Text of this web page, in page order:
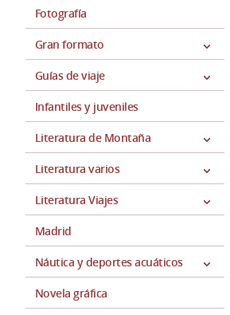
Fotografía
Gran formato
Guías de viaje
Infantiles y juveniles
Literatura de Montaña
Literatura varios
Literatura Viajes
Madrid
Náutica y deportes acuáticos
Novela gráfica